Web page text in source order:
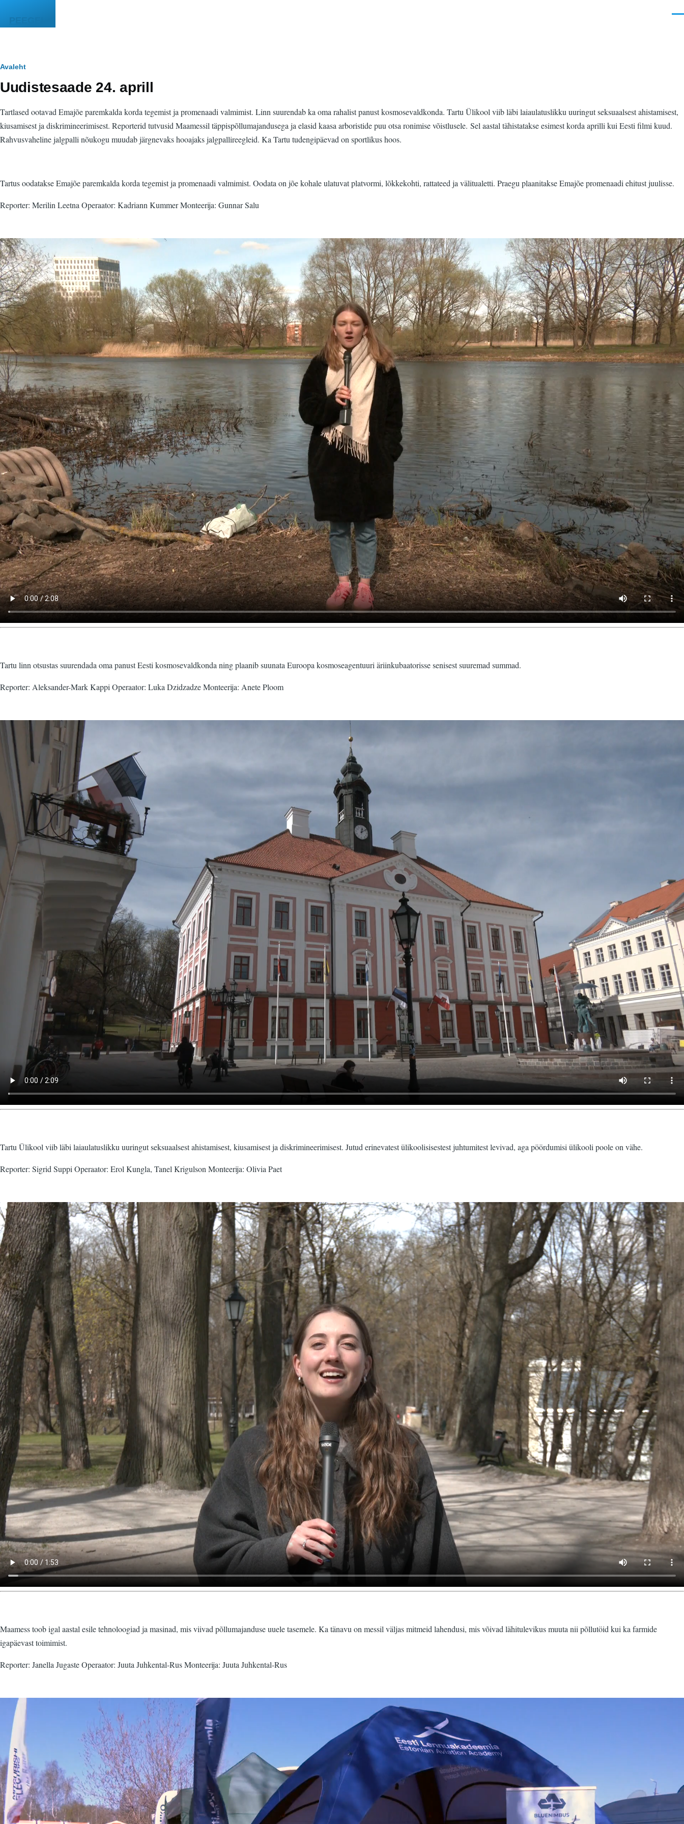
PEEGEL
Leivapuru
Avaleht
Uudistesaade 24. aprill
Tartlased ootavad Emajõe paremkalda korda tegemist ja promenaadi valmimist. Linn suurendab ka oma rahalist panust kosmosevaldkonda. Tartu Ülikool viib läbi laiaulatuslikku uuringut seksuaalsest ahistamisest,
kiusamisest ja diskrimineerimisest. Reporterid tutvusid Maamessil täppispõllumajandusega ja elasid kaasa arboristide puu otsa ronimise võistlusele. Sel aastal tähistatakse esimest korda aprilli kui Eesti filmi kuud.
Rahvusvaheline jalgpalli nõukogu muudab järgnevaks hooajaks jalgpallireegleid. Ka Tartu tudengipäevad on sportlikus hoos.
Tartus oodatakse Emajõe paremkalda korda tegemist ja promenaadi valmimist. Oodata on jõe kohale ulatuvat platvormi, lõkkekohti, rattateed ja välitualetti. Praegu plaanitakse Emajõe promenaadi ehitust juulisse.
Reporter: Merilin Leetna Operaator: Kadriann Kummer Monteerija: Gunnar Salu
Video
fail
Tartu linn otsustas suurendada oma panust Eesti kosmosevaldkonda ning plaanib suunata Euroopa kosmoseagentuuri äriinkubaatorisse senisest suuremad summad.
Reporter: Aleksander-Mark Kappi Operaator: Luka Dzidzadze Monteerija: Anete Ploom
Video
Tartu Ülikool viib läbi laiaulatuslikku uuringut seksuaalsest ahistamisest, kiusamisest ja diskrimineerimisest. Jutud erinevatest ülikoolisisestest juhtumitest levivad, aga pöördumisi ülikooli poole on vähe.
Reporter: Sigrid Suppi Operaator: Erol Kungla, Tanel Krigulson Monteerija: Olivia Paet
Video
fail
Maamess toob igal aastal esile tehnoloogiad ja masinad, mis viivad põllumajanduse uuele tasemele. Ka tänavu on messil väljas mitmeid lahendusi, mis võivad lähitulevikus muuta nii põllutöid kui ka farmide
igapäevast toimimist.
Reporter: Janella Jugaste Operaator: Juuta Juhkental-Rus Monteerija: Juuta Juhkental-Rus
Video